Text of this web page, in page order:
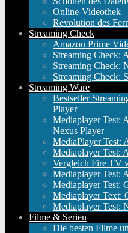
Online-Videothek
Revolution des
Streaming Check
Amazon Prime
Streaming Check:
Streaming Check:
Streaming Check:
Streaming Ware
Bestseller
Player
Mediaplayer Test:
Nexus Player
MediaPlayer Test:
Mediaplayer Test:
Vergleich Fire TV
Mediaplayer Test:
Mediaplayer Test:
Mediaplayer Text:
Mediaplayer Test:
Filme & Serien
Die besten Filme